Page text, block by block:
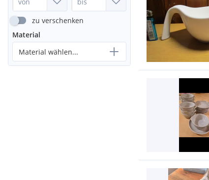
zu verschenken
Material
Material wählen...